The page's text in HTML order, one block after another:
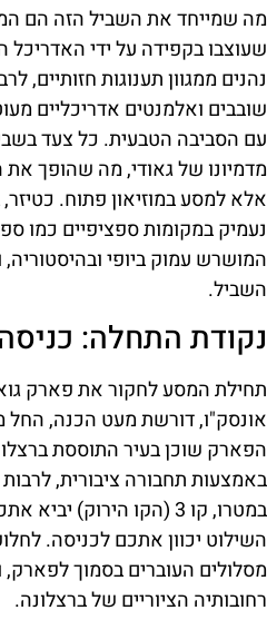
מה שמייחד את השביל הזה הם
שעוצבו בקפידה על ידי האדריכל
נהנים ממגוון תענוגות חזותיים,
שובבים ואלמנטים אדריכליים
עם הסביבה הטבעית. כל צעד
מדמיונו של גאודי, מה שהופך את
אלא למסע במוזיאון פתוח.
נעמיק במקומות ספציפיים כמו
המושרש עמוק ביופי
השביל.
נקודת התחלה:
תחילת המסע לחקור את פארק
אונסק"ו, דורשת מעט הכנה, החל
הפארק שוכן בעיר התוססת
באמצעות תחבורה ציבורית,
במטרו, קו 3 (הקו הירוק)
השילוט יכוון אתכם לכניסה.
מסלולים העוברים בסמוך לפארק,
רחובותיה הציוריים של ברצלונה.